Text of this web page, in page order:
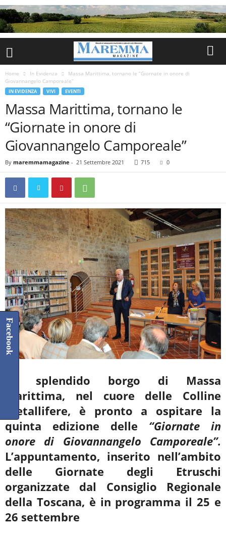
Home In Evidenza
Massa Marittima, tornano le “Giornate in onore di
Giovannangelo Camporeale”
IN EVIDENZA VIVI EVENTI
Massa Marittima, tornano le
“Giornate in onore di
Giovannangelo Camporeale”
By maremmamagazine - 21 Settembre 2021 715 0
Lo splendido borgo di Massa
Marittima, nel cuore delle Colline
metallifere, è pronto a ospitare la
quinta edizione delle “Giornate in
onore di Giovannangelo Camporeale”.
L’appuntamento, inserito nell’ambito
delle Giornate degli Etruschi
organizzate dal Consiglio Regionale
della Toscana, è in programma il 25 e
26 settembre
Facebook